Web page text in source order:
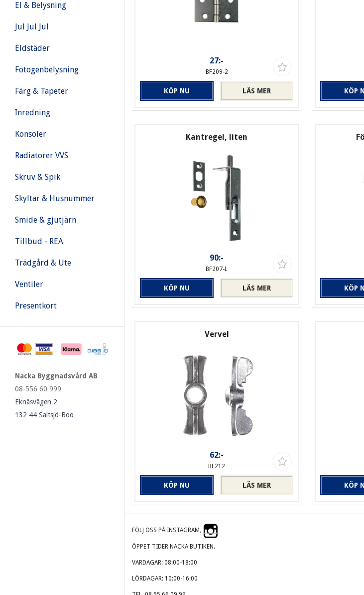
El & Belysning
Jul Jul Jul
Eldstäder
Fotogenbelysning
Färg & Tapeter
Inredning
Konsoler
Radiatorer VVS
Skruv & Spik
Skyltar & Husnummer
Smide & gjutjärn
Tillbud - REA
Trädgård & Ute
Ventiler
Presentkort
Nacka Byggnadsvård AB
08-556 60 999
Eknäsvägen 2
132 44 Saltsjö-Boo
27:-
BF209-2
LÄS MER
KÖP NU KÖP
Kantregel, liten
90:-
BF207-L
LÄS MER
KÖP NU KÖP
Vervel
62:-
BF212
LÄS MER
KÖP NU KÖP
FÖLJ OSS PÅ INSTAGRAM,
ÖPPET TIDER NACKA BUTIKEN.
VARDAGAR: 08:00-18:00
LÖRDAGAR: 10:00-16:00